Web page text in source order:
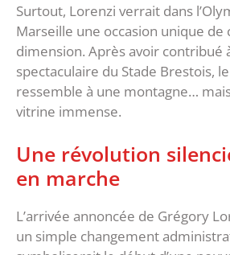
Surtout, Lorenzi verrait dans
Marseille une occasion unique de
dimension. Après avoir contribué
spectaculaire du Stade Brestois,
ressemble à une montagne…
vitrine immense.
‎Une révolution
en marche
‎L’arrivée annoncée de Grégory
un simple changement